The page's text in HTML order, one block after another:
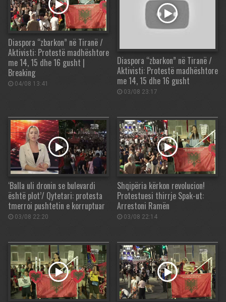
Diaspora “zbarkon” në Tiranë /
Aktivisti: Protestë madhështore
me 14, 15 dhe 16 gusht |
Breaking
04/08 13:41
Diaspora “zbarkon” në Tiranë /
Aktivisti: Protestë madhështore
me 14, 15 dhe 16 gusht
03/08 23:17
‘Balla uli dronin se bulevardi
është plot’/ Qytetari: protesta
tmerroi pushtetin e korruptuar
03/08 22:20
Shqipëria kërkon revolucion!
Protestuesi thirrje Spak-ut:
Arrestoni Ramën
03/08 22:14